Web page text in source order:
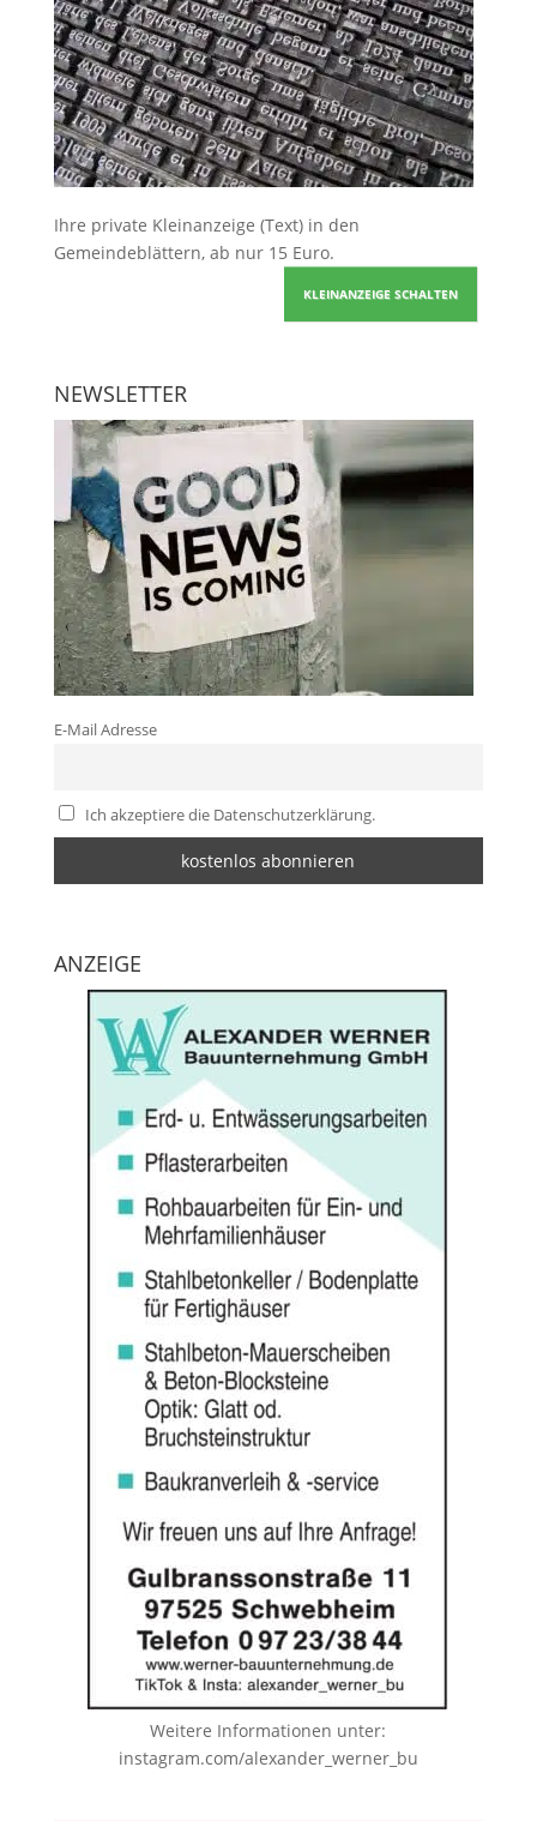
Ihre private Kleinanzeige (Text) in den
Gemeindeblättern, ab nur 15 Euro.
KLEINANZEIGE SCHALTEN
NEWSLETTER
E-Mail Adresse
Ich akzeptiere die Datenschutzerklärung.
ANZEIGE
Weitere Informationen unter:
instagram.com/alexander_werner_bu